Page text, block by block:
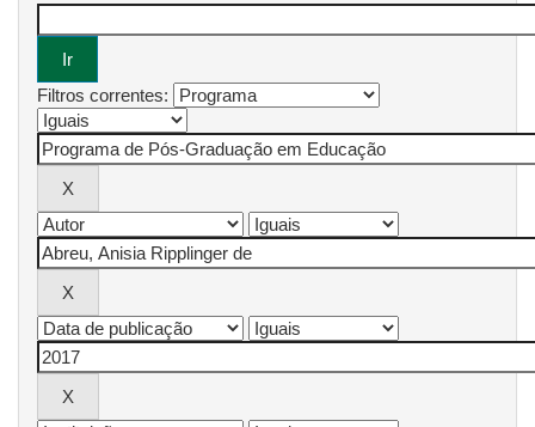
Filtros correntes: